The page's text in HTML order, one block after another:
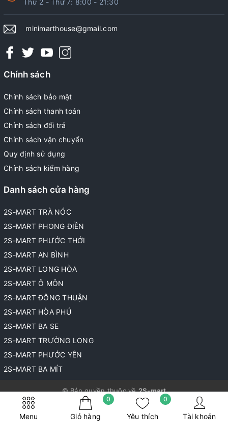
Menu Giỏ hàng
0
Yêu thích
0
Tài khoản
Thứ 2 - Thứ 7: 8:00 - 21:30
minimarthouse@gmail.com
Chính sách
Chính sách bảo mật
Chính sách thanh toán
Chính sách đổi trả
Chính sách vận chuyển
Quy định sử dụng
Chính sách kiểm hàng
Danh sách cửa hàng
2S-MART TRÀ NÓC
2S-MART PHONG ĐIỀN
2S-MART PHƯỚC THỚI
2S-MART AN BÌNH
2S-MART LONG HÒA
2S-MART Ô MÔN
2S-MART ĐÔNG THUẬN
2S-MART HÒA PHÚ
2S-MART BA SE
2S-MART TRƯỜNG LONG
2S-MART PHƯỚC YÊN
2S-MART BA MÍT
© Bản quyền thuộc về2S-mart
Cung cấp bởi
Sapo